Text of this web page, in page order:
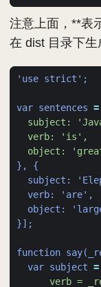
注意上面，**表
在 dist 目录下生
'use strict';
var sentences =
object:
}, {
subject:
verb: 'are',
object:
}];
function
var subject =